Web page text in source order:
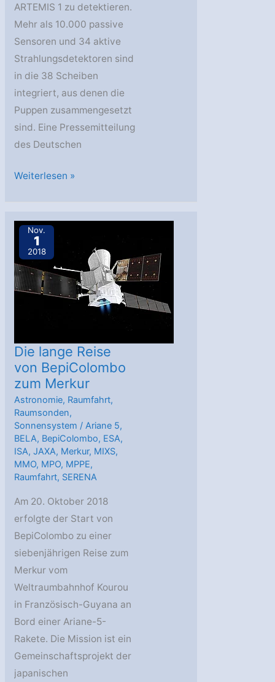
ARTEMIS 1 zu detektieren.
Mehr als 10.000 passive
Sensoren und 34 aktive
Strahlungsdetektoren sind
in die 38 Scheiben
integriert, aus denen die
Puppen zusammengesetzt
sind. Eine Pressemitteilung
des Deutschen
DLR
Messpuppen
NASA-
Mission
ARTEMIS
Weiterlesen »
Nov.
1
2018
Die lange Reise
von BepiColombo
zum Merkur
Astronomie, Raumfahrt,
Raumsonden,
Sonnensystem /Ariane 5,
BELA, BepiColombo, ESA,
ISA,JAXA, Merkur, MIXS,
MMO, MPO, MPPE,
Raumfahrt, SERENA
Am 20. Oktober 2018
erfolgte der Start von
BepiColombo zu einer
siebenjährigen Reise zum
Merkur vom
Weltraumbahnhof Kourou
in Französisch-Guyana an
Bord einer Ariane-5-
Rakete. Die Mission ist ein
Gemeinschaftsprojekt der
japanischen